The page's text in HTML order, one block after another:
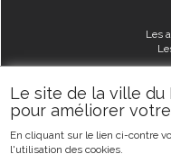
Le site de la ville
pour améliorer
En cliquant sur le lien ci-contre
l'utilisation des cookies.
Les
Les
Les